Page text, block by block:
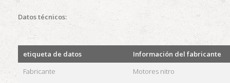
Datos técnicos:
etiqueta de datos
Información del fabricante
Fabricante
Motores nitro